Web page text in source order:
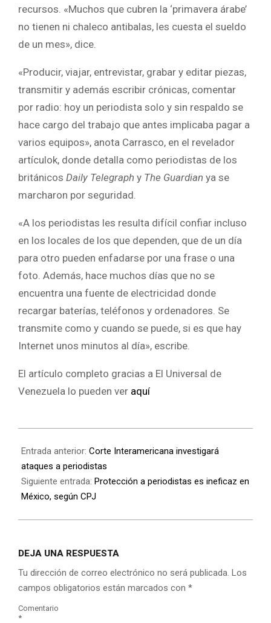
recursos. «Muchos que cubren la ‘primavera árabe’
no tienen ni chaleco antibalas, les cuesta el sueldo
de un mes», dice.
«Producir, viajar, entrevistar, grabar y editar piezas,
transmitir y además escribir crónicas, comentar
por radio: hoy un periodista solo y sin respaldo se
hace cargo del trabajo que antes implicaba pagar a
varios equipos», anota Carrasco, en el revelador
artículok, donde detalla como periodistas de los
británicos Daily Telegraph y The Guardian ya se
marcharon por seguridad.
«A los periodistas les resulta difícil confiar incluso
en los locales de los que dependen, que de un día
para otro pueden enfadarse por una frase o una
foto. Además, hace muchos días que no se
encuentra una fuente de electricidad donde
recargar baterías, teléfonos y ordenadores. Se
transmite como y cuando se puede, si es que hay
Internet unos minutos al día», escribe.
El artículo completo gracias a El Universal de
Venezuela lo pueden ver aquí
Entrada anterior: Corte Interamericana investigará
ataques a periodistas
Siguiente entrada: Protección a periodistas es ineficaz en
México, según CPJ
DEJA UNA RESPUESTA
Tu dirección de correo electrónico no será publicada. Los
campos obligatorios están marcados con *
Comentario
*